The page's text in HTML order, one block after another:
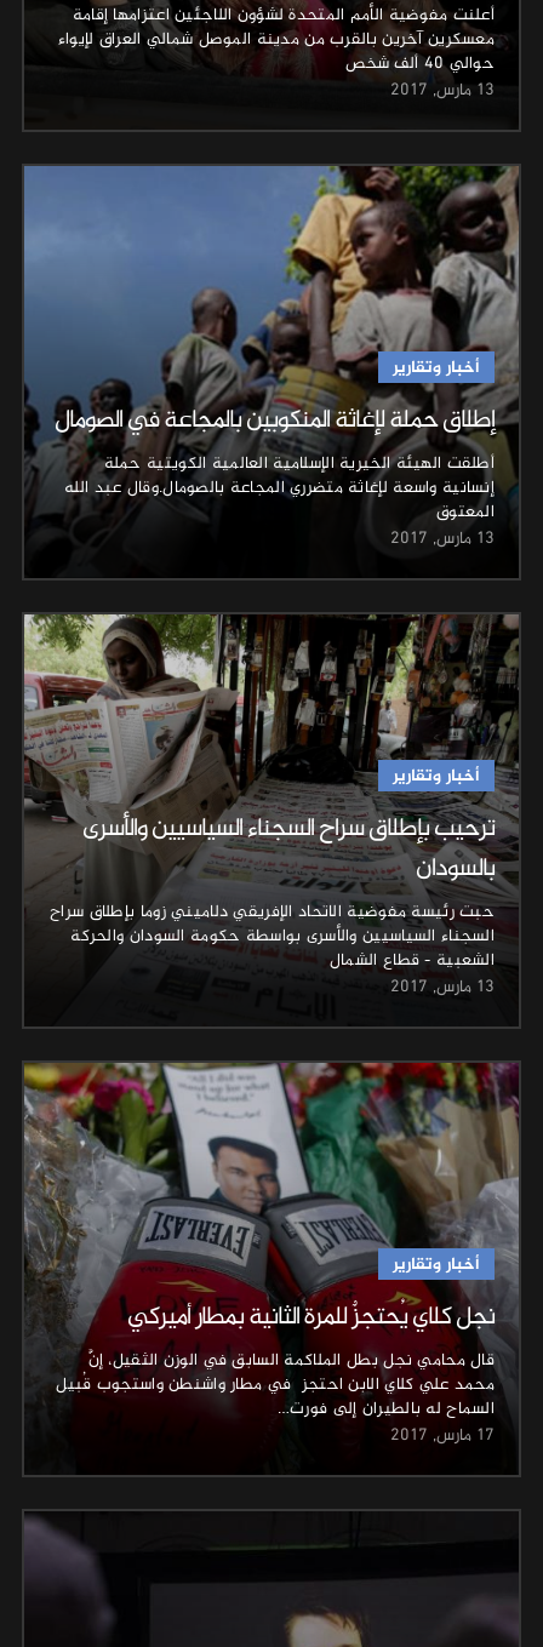
أعلنت مفوضية الأمم المتحدة لشؤون اللاجئين اعتزامها إقامة
معسكرين آخرين بالقرب من مدينة الموصل شمالي العراق لإيواء
حوالي 40 ألف شخص
13 مارس, 2017
أخبار وتقارير
إطلاق حملة لإغاثة المنكوبين بالمجاعة في الصومال
أطلقت الهيئة الخيرية الإسلامية العالمية الكويتية حملة
إنسانية واسعة لإغاثة متضرري المجاعة بالصومال.وقال عبد الله
المعتوق
13 مارس, 2017
أخبار وتقارير
ترحيب بإطلاق سراح السجناء السياسيين والأسرى
بالسودان
حبت رئيسة مفوضية الاتحاد الإفريقي دلاميني زوما بإطلاق سراح
السجناء السياسيين والأسرى بواسطة حكومة السودان والحركة
الشعبية - قطاع الشمال
13 مارس, 2017
أخبار وتقارير
نجل كلاي يُحتجزٌ للمرة الثانية بمطار أميركي
قال محامي نجل بطل الملاكمة السابق في الوزن الثقيل، إنَّ
محمد علي كلاي الابن احتجز في مطار واشنطن واستجوب قُبيل
السماح له بالطيران إلى فورت…
17 مارس, 2017